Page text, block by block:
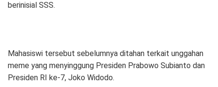
berinisial SSS.
Mahasiswi tersebut sebelumnya ditahan terkait unggahan
meme yang menyinggung Presiden Prabowo Subianto dan
Presiden RI ke-7, Joko Widodo.